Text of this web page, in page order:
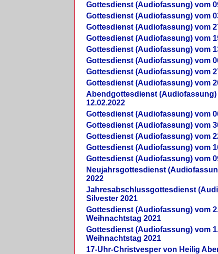
Gottesdienst (Audiofassung) vom
Gottesdienst (Audiofassung) vom
Gottesdienst (Audiofassung) vom
Gottesdienst (Audiofassung) vom
Gottesdienst (Audiofassung) vom
Gottesdienst (Audiofassung) vom
Gottesdienst (Audiofassung) vom
Gottesdienst (Audiofassung) vom
Abendgottesdienst (Audiofassung)
12.02.2022
Gottesdienst (Audiofassung) vom
Gottesdienst (Audiofassung) vom
Gottesdienst (Audiofassung) vom
Gottesdienst (Audiofassung) vom
Gottesdienst (Audiofassung) vom
Neujahrsgottesdienst
2022
Jahresabschlussgottesdienst
Silvester 2021
Gottesdienst (Audiofassung) vom
Weihnachtstag 2021
Gottesdienst (Audiofassung) vom
Weihnachtstag 2021
17-Uhr-Christvesper von Heilig